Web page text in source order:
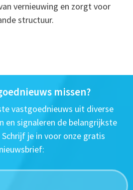
vernieuwing en zorgt voor
structuur.
missen?
vastgoednieuws uit diverse
en signaleren de belangrijkste
je in voor onze gratis
nieuwsbrief: